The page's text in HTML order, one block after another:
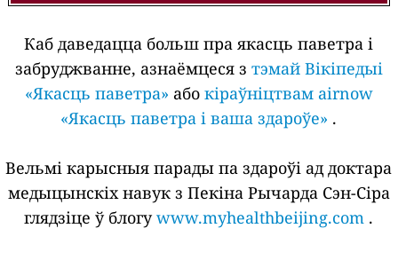
Каб даведацца больш пра якасць паветра і
забруджванне, азнаёмцеся з тэмай Вікіпедыі
«Якасць паветра» або кіраўніцтвам airnow
«Якасць паветра і ваша здароўе» .
Вельмі карысныя парады па здароўі ад доктара
медыцынскіх навук з Пекіна Рычарда Сэн-Сіра
глядзіце ў блогуwww.myhealthbeijing.com .